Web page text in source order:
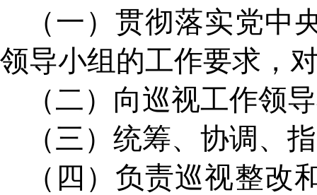
（一）贯彻落实党中
领导小组的工作要求，
（二）向巡视工作领
（三）统筹、协调、
（四）负责巡视整改